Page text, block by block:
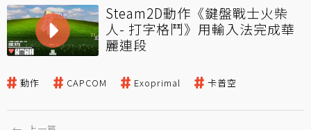
Steam2D動作《鍵盤戰士火柴
人- 打字格鬥》用輸入法完成華
麗連段
動作 CAPCOM Exoprimal 卡普空